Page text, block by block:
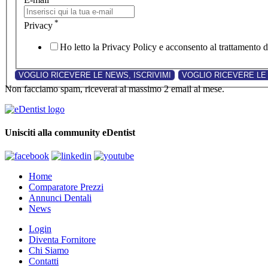
Privacy *
Ho letto la Privacy Policy e acconsento al trattamento
Non facciamo spam, riceverai al massimo 2 email al mese.
Unisciti alla community eDentist
Home
Comparatore Prezzi
Annunci Dentali
News
Login
Diventa Fornitore
Chi Siamo
Contatti